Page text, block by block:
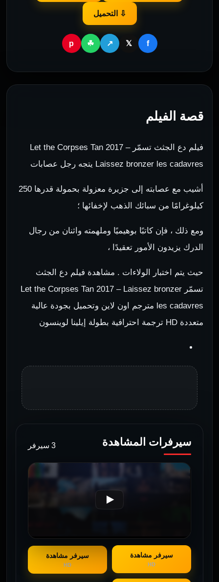
⇩ التحميل
f
𝕏
↗
☘
p
قصة الفيلم
فيلم دع الجثث تسمّر Let the Corpses Tan 2017 –
Laissez bronzer les cadavres يتجه رجل عصابات
أشيب مع عصابته إلى جزيرة معزولة بحمولة قدرها 250
كيلوغرامًا من سبائك الذهب لإخفائها ؛
ومع ذلك ، فإن كاتبًا بوهيميًا وملهمته واثنان من رجال
الدرك يزيدون الأمور تعقيدًا ،
حيث يتم اختبار الولاءات . مشاهدة فيلم دع الجثث
تسمّر Let the Corpses Tan 2017 – Laissez bronzer
les cadavres مترجم اون لاين وتحميل بجودة عالية
متعددة HD ترجمة احترافية بطولة إيلينا لوينسون
سيرفرات المشاهدة 3 سيرفر
سيرفر مشاهدة
HD
سيرفر مشاهدة
HD